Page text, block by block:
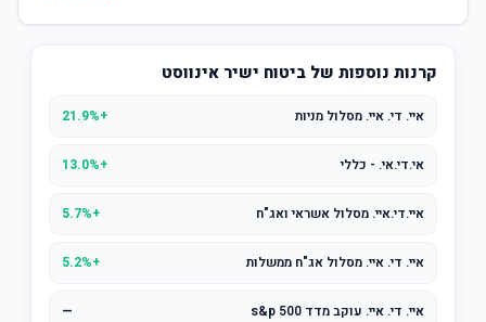
קרנות נוספות של ביטוח ישיר אינווסט
איי. די. איי. מסלול מניות +21.9%
אי.די.אי. - כללי +13.0%
איי.די.איי. מסלול אשראי ואג"ח +5.7%
איי. די. איי. מסלול אג"ח ממשלות +5.2%
איי. די. איי. עוקב מדד s&p 500 —